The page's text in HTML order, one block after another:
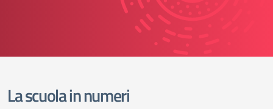
La scuola in numeri